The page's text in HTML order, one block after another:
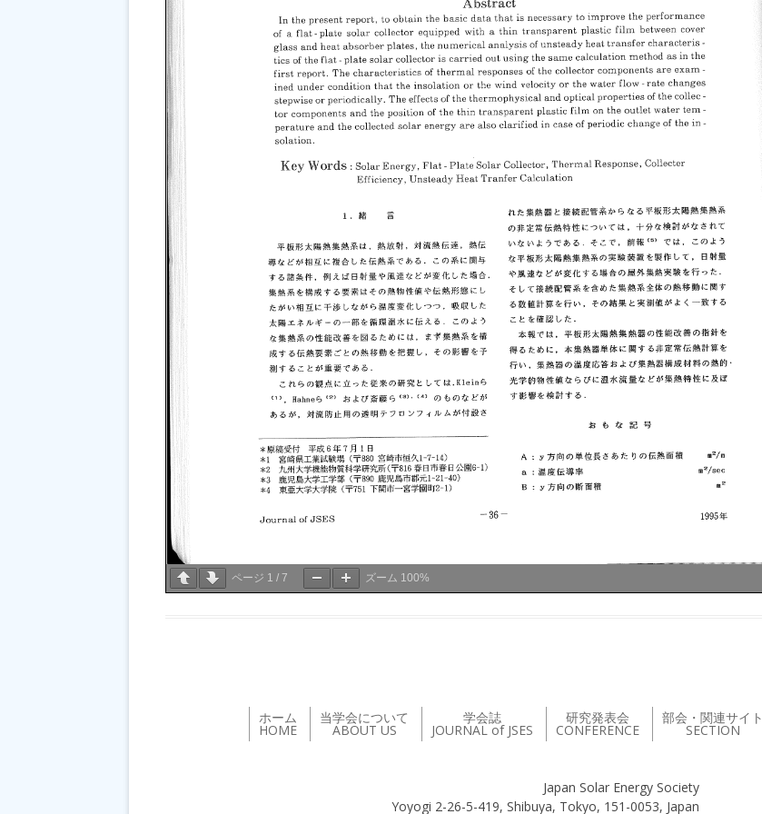
ページ 1 / 7 ズーム 100%
ホーム
HOME
当学会について
ABOUT US
学会誌
JOURNAL of JSES
研究発表会
CONFERENCE
部会・関連サイト
SECTION
Japan Solar Energy Society
Yoyogi 2-26-5-419, Shibuya, Tokyo, 151-0053, Japan